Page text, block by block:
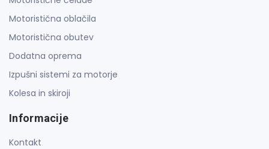
Motoristična oblačila
Motoristična obutev
Dodatna oprema
Izpušni sistemi za motorje
Kolesa in skiroji
Informacije
Kontakt